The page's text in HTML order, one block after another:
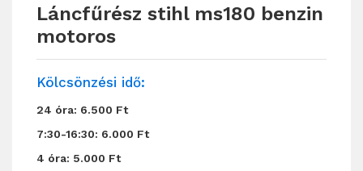
Láncfűrész stihl ms180 benzin
motoros
Kölcsönzési idő:
24 óra: 6.500 Ft
7:30-16:30: 6.000 Ft
4 óra: 5.000 Ft